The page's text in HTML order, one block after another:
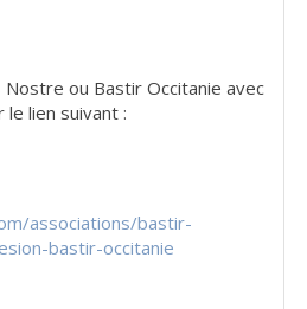
Nostre ou Bastir Occitanie avec
le lien suivant :
associations/bastir-
bastir-occitanie